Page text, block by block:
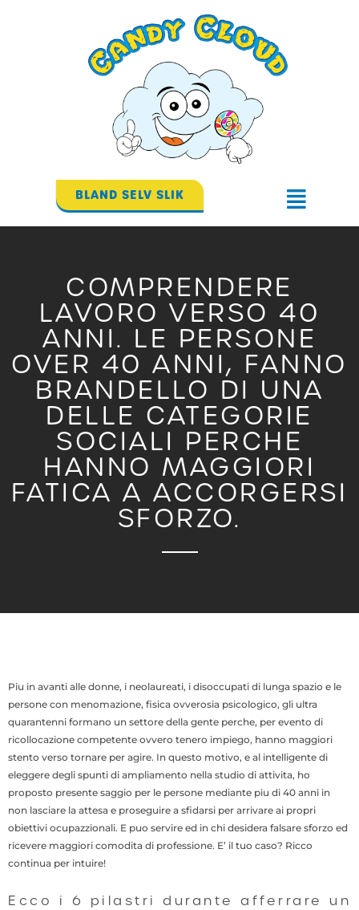
BLAND SELV SLIK
Flyout
COMPRENDERE
LAVORO VERSO 40
ANNI. LE PERSONE
OVER 40 ANNI, FANNO
BRANDELLO DI UNA
DELLE CATEGORIE
SOCIALI PERCHE
HANNO MAGGIORI
FATICA A ACCORGERSI
SFORZO.
Piu in avanti alle donne, i neolaureati, i disoccupati di lunga spazio e le
persone con menomazione, fisica ovverosia psicologico, gli ultra
quarantenni formano un settore della gente perche, per evento di
ricollocazione competente ovvero tenero impiego, hanno maggiori
stento verso tornare per agire. In questo motivo, e al intelligente di
eleggere degli spunti di ampliamento nella studio di attivita, ho
proposto presente saggio per le persone mediante piu di 40 anni in
non lasciare la attesa e proseguire a sfidarsi per arrivare ai propri
obiettivi ocupazzionali. E puo servire ed in chi desidera falsare sforzo ed
ricevere maggiori comodita di professione. E’ il tuo caso? Ricco
continua per intuire!
Ecco i 6 pilastri durante afferrare un